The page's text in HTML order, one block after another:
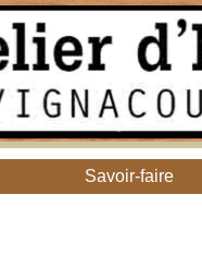
Savoir-faire